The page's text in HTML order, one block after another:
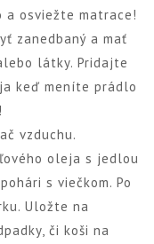
a osviežte matrace!
zanedbaný a mať
látky. Pridajte
keď meníte prádlo
vzduchu.
oleja s jedlou
s viečkom. Po
Uložte na
či koši na